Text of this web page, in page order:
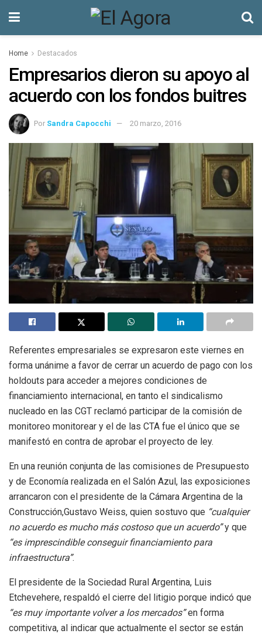
Home Destacados
Empresarios dieron su apoyo al
acuerdo con los fondos buitres
Por Sandra Capocchi 20 marzo, 2016
Referentes empresariales se expresaron este viernes en
forma unánime a favor de cerrar un acuerdo de pago con los
holdouts para acceder a mejores condiciones de
financiamiento internacional, en tanto el sindicalismo
nucleado en las CGT reclamó participar de la comisión de
monitoreo monitorear y el de las CTA fue el único que se
manifestó en contra de aprobar el proyecto de ley.
En una reunión conjunta de las comisiones de Presupuesto
y de Economía realizada en el Salón Azul, las exposiciones
arrancaron con el presidente de la Cámara Argentina de la
Construcción,Gustavo Weiss, quien sostuvo que “cualquier
no acuerdo es mucho más costoso que un acuerdo”y que
“es imprescindible conseguir financiamiento para
infraestructura”.
El presidente de la Sociedad Rural Argentina, Luis
Etchevehere, respaldó el cierre del litigio porque indicó que
“es muy importante volver a los mercados”en forma
competitiva, al indicar que actualmente el sector se están